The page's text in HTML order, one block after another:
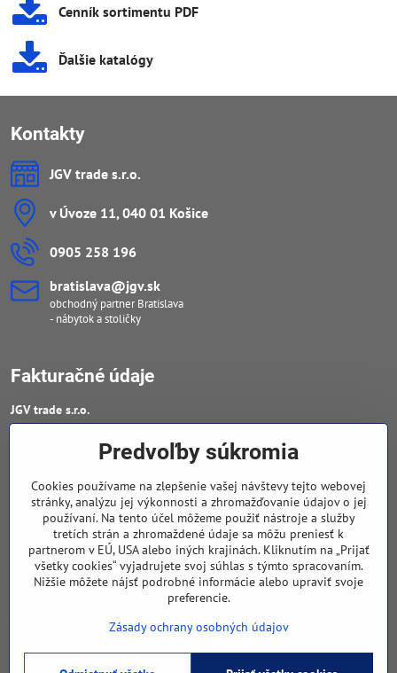
Cenník sortimentu PDF
Ďalšie katalógy
Kontakty
JGV trade s​.r​.o​.
v Úvoze 11, 040 01 Košice
0905 258 196
bratislava​@jgv​.sk
obchodný partner Bratislava
- nábytok a stoličky
Fakturačné údaje
JGV trade s​.r​.o​.
DIČ : 20223652906
IČ DPH : SK 2023652906
Sledujte naše novinky
Facebook
Predvoľby súkromia
Cookies používame na zlepšenie vašej návštevy tejto webovej
stránky, analýzu jej výkonnosti a zhromažďovanie údajov o jej
používaní. Na tento účel môžeme použiť nástroje a služby
tretích strán a zhromaždené údaje sa môžu preniesť k
partnerom v EÚ, USA alebo iných krajinách. Kliknutím na „Prijať
všetky cookies“ vyjadrujete svoj súhlas s týmto spracovaním.
Nižšie môžete nájsť podrobné informácie alebo upraviť svoje
preferencie.
Zásady ochrany osobných údajov